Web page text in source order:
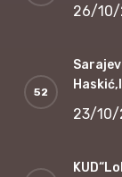
26/
23/10/